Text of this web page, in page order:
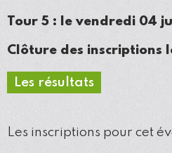
Tour 5 : le vendredi 04
Clôture des inscriptions
Les résultats
Les inscriptions pour cet